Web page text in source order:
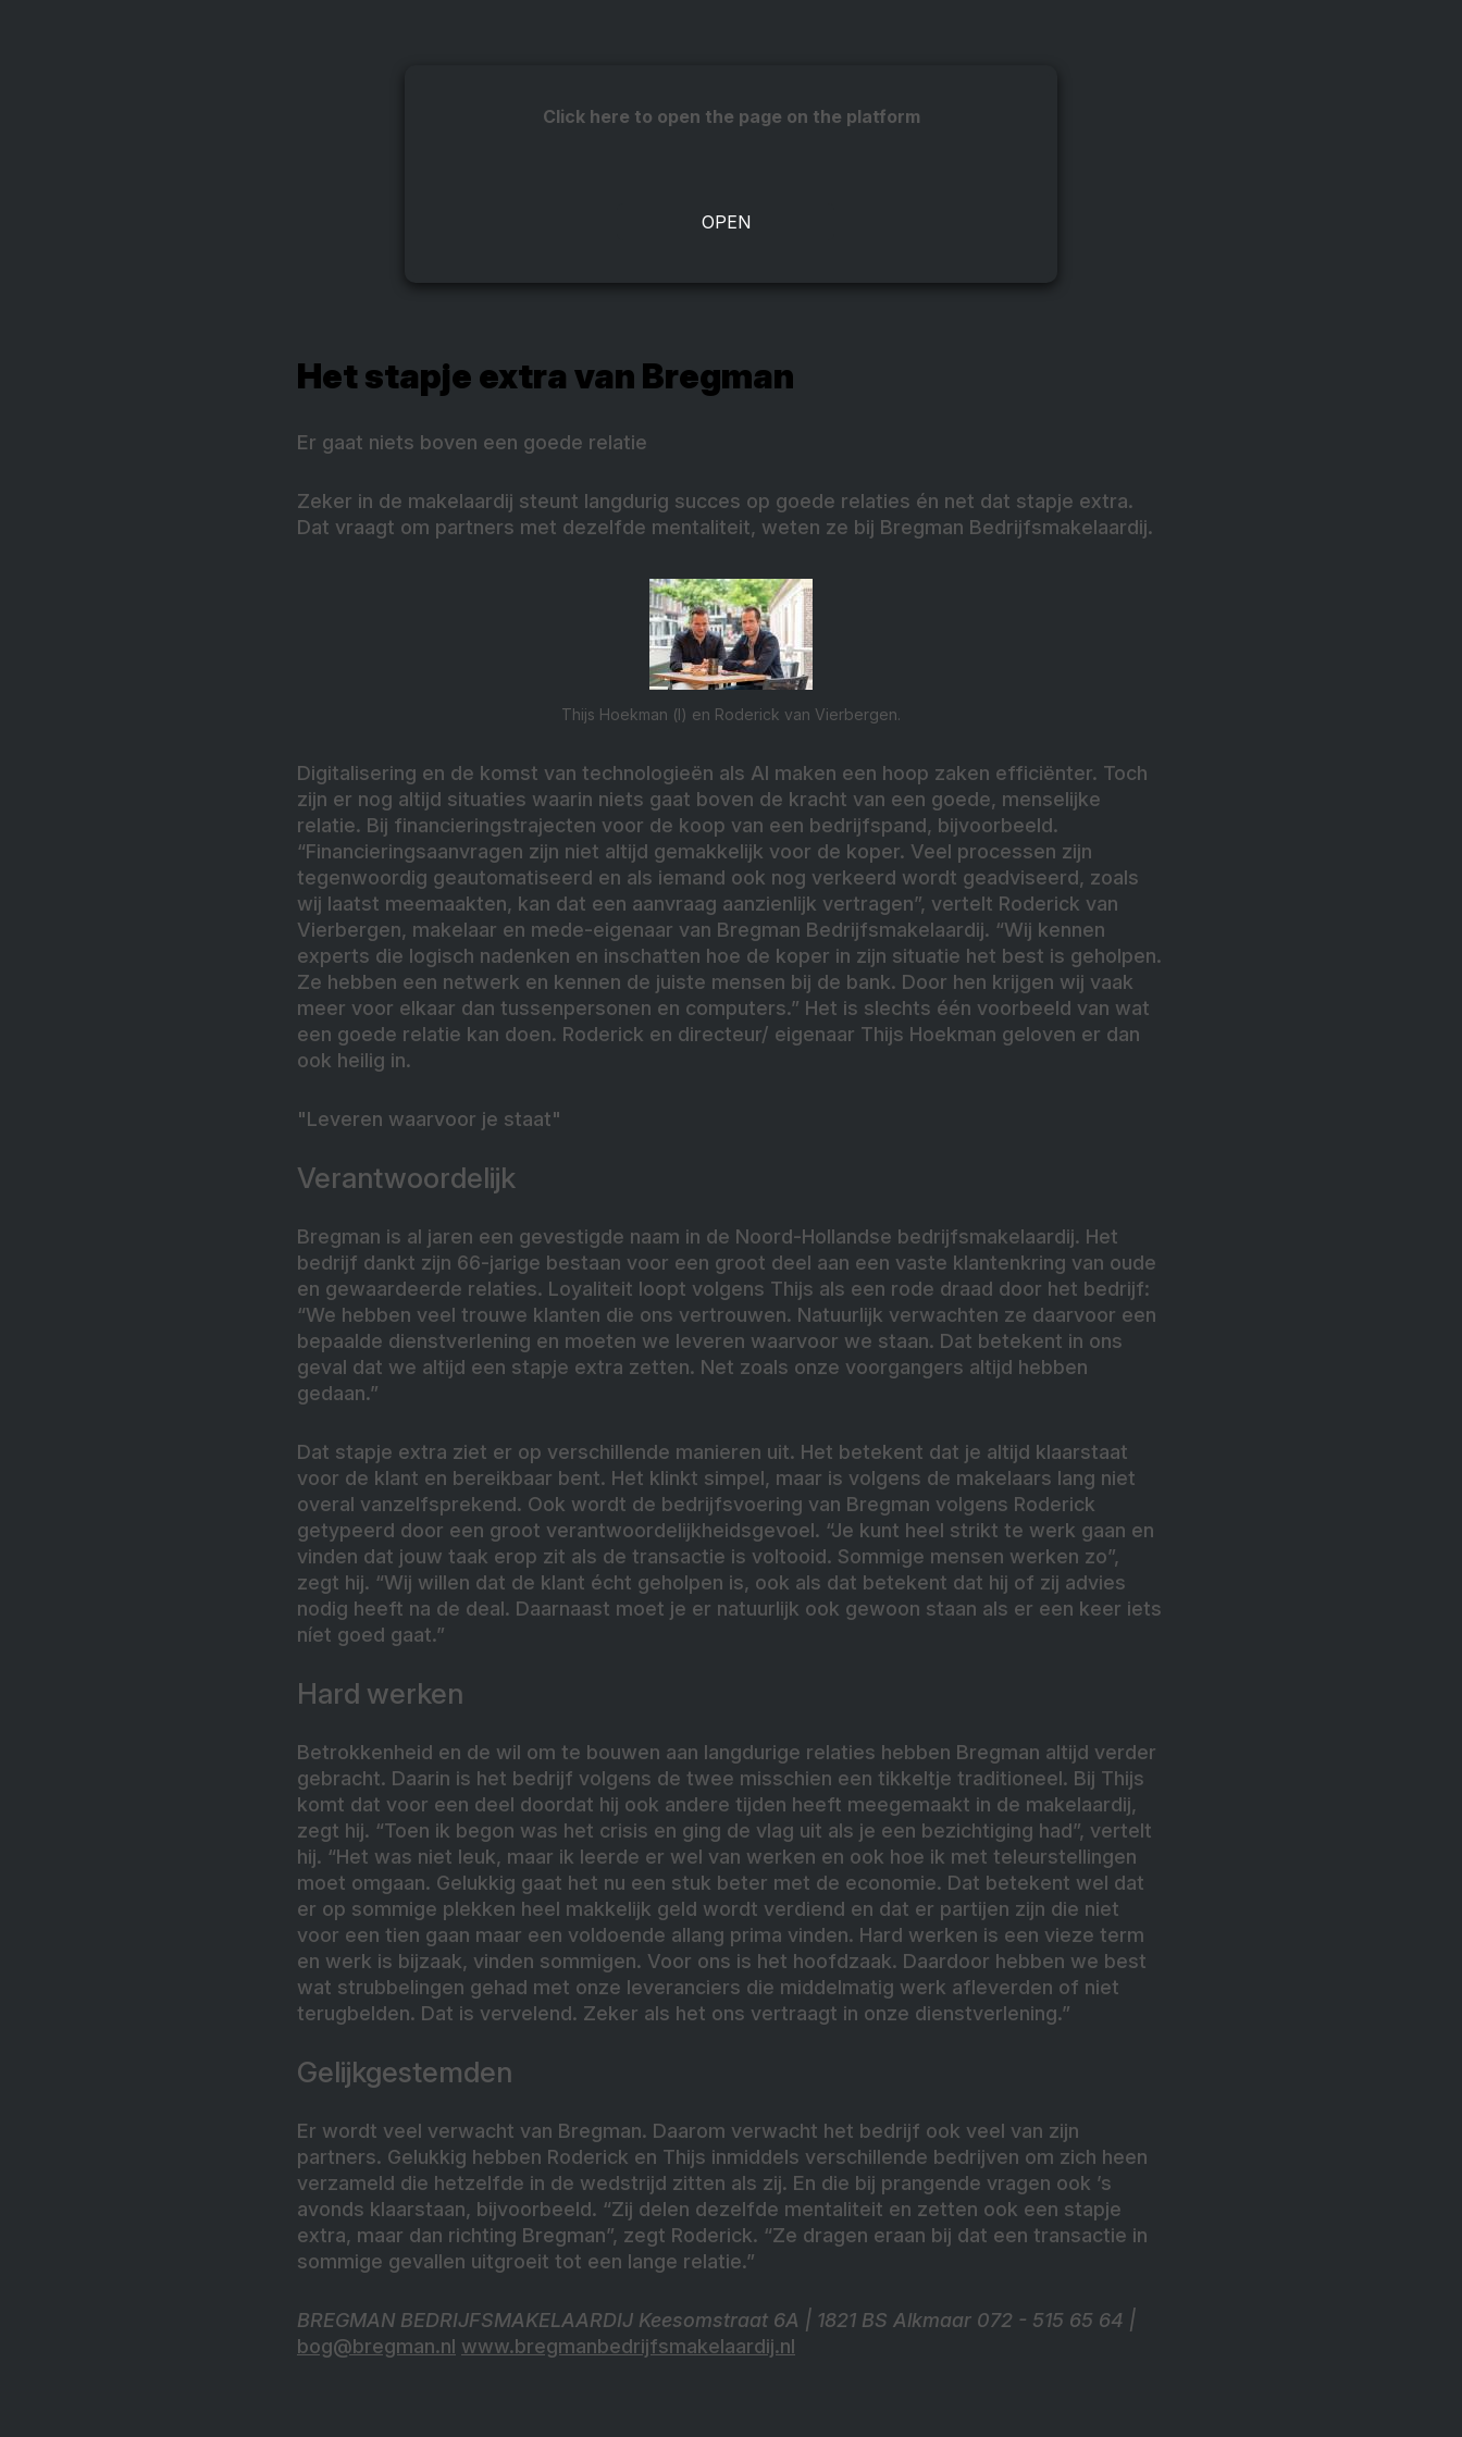
Click here to open the page on the platform
Het stapje extra van Bregman
Er gaat niets boven een goede relatie
Zeker in de makelaardij steunt langdurig succes op goede relaties én net dat stapje extra.
Dat vraagt om partners met dezelfde mentaliteit, weten ze bij Bregman Bedrijfsmakelaardij.
Thijs Hoekman (l) en Roderick van Vierbergen.
Digitalisering en de komst van technologieën als AI maken een hoop zaken efficiënter. Toch
zijn er nog altijd situaties waarin niets gaat boven de kracht van een goede, menselijke
relatie. Bij financieringstrajecten voor de koop van een bedrijfspand, bijvoorbeeld.
“Financieringsaanvragen zijn niet altijd gemakkelijk voor de koper. Veel processen zijn
tegenwoordig geautomatiseerd en als iemand ook nog verkeerd wordt geadviseerd, zoals
wij laatst meemaakten, kan dat een aanvraag aanzienlijk vertragen”, vertelt Roderick van
Vierbergen, makelaar en mede-eigenaar van Bregman Bedrijfsmakelaardij. “Wij kennen
experts die logisch nadenken en inschatten hoe de koper in zijn situatie het best is geholpen.
Ze hebben een netwerk en kennen de juiste mensen bij de bank. Door hen krijgen wij vaak
meer voor elkaar dan tussenpersonen en computers.” Het is slechts één voorbeeld van wat
een goede relatie kan doen. Roderick en directeur/ eigenaar Thijs Hoekman geloven er dan
ook heilig in.
"Leveren waarvoor je staat"
Verantwoordelijk
Bregman is al jaren een gevestigde naam in de Noord-Hollandse bedrijfsmakelaardij. Het
bedrijf dankt zijn 66-jarige bestaan voor een groot deel aan een vaste klantenkring van oude
en gewaardeerde relaties. Loyaliteit loopt volgens Thijs als een rode draad door het bedrijf:
“We hebben veel trouwe klanten die ons vertrouwen. Natuurlijk verwachten ze daarvoor een
bepaalde dienstverlening en moeten we leveren waarvoor we staan. Dat betekent in ons
geval dat we altijd een stapje extra zetten. Net zoals onze voorgangers altijd hebben
gedaan.”
Dat stapje extra ziet er op verschillende manieren uit. Het betekent dat je altijd klaarstaat
voor de klant en bereikbaar bent. Het klinkt simpel, maar is volgens de makelaars lang niet
overal vanzelfsprekend. Ook wordt de bedrijfsvoering van Bregman volgens Roderick
getypeerd door een groot verantwoordelijkheidsgevoel. “Je kunt heel strikt te werk gaan en
vinden dat jouw taak erop zit als de transactie is voltooid. Sommige mensen werken zo”,
zegt hij. “Wij willen dat de klant écht geholpen is, ook als dat betekent dat hij of zij advies
nodig heeft na de deal. Daarnaast moet je er natuurlijk ook gewoon staan als er een keer iets
níet goed gaat.”
Hard werken
Betrokkenheid en de wil om te bouwen aan langdurige relaties hebben Bregman altijd verder
gebracht. Daarin is het bedrijf volgens de twee misschien een tikkeltje traditioneel. Bij Thijs
komt dat voor een deel doordat hij ook andere tijden heeft meegemaakt in de makelaardij,
zegt hij. “Toen ik begon was het crisis en ging de vlag uit als je een bezichtiging had”, vertelt
hij. “Het was niet leuk, maar ik leerde er wel van werken en ook hoe ik met teleurstellingen
moet omgaan. Gelukkig gaat het nu een stuk beter met de economie. Dat betekent wel dat
er op sommige plekken heel makkelijk geld wordt verdiend en dat er partijen zijn die niet
voor een tien gaan maar een voldoende allang prima vinden. Hard werken is een vieze term
en werk is bijzaak, vinden sommigen. Voor ons is het hoofdzaak. Daardoor hebben we best
wat strubbelingen gehad met onze leveranciers die middelmatig werk afleverden of niet
terugbelden. Dat is vervelend. Zeker als het ons vertraagt in onze dienstverlening.”
Gelijkgestemden
Er wordt veel verwacht van Bregman. Daarom verwacht het bedrijf ook veel van zijn
partners. Gelukkig hebben Roderick en Thijs inmiddels verschillende bedrijven om zich heen
verzameld die hetzelfde in de wedstrijd zitten als zij. En die bij prangende vragen ook ’s
avonds klaarstaan, bijvoorbeeld. “Zij delen dezelfde mentaliteit en zetten ook een stapje
extra, maar dan richting Bregman”, zegt Roderick. “Ze dragen eraan bij dat een transactie in
sommige gevallen uitgroeit tot een lange relatie.”
BREGMAN BEDRIJFSMAKELAARDIJ Keesomstraat 6A | 1821 BS Alkmaar 072 - 515 65 64 |
bog@bregman.nl www.bregmanbedrijfsmakelaardij.nl